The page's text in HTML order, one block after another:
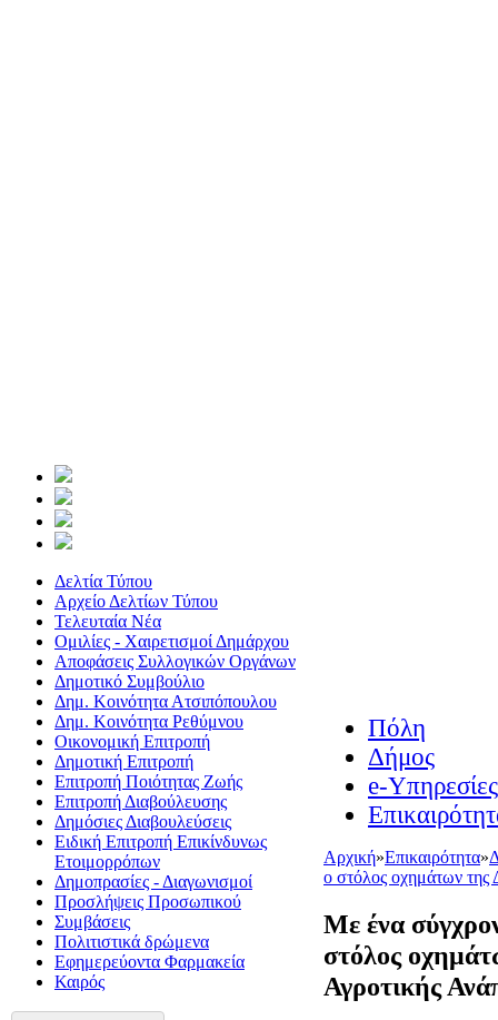
Δελτία Τύπου
Αρχείο Δελτίων Τύπου
Τελευταία Νέα
Ομιλίες - Χαιρετισμοί Δημάρχου
Αποφάσεις Συλλογικών Οργάνων
Δημοτικό Συμβούλιο
Δημ. Κοινότητα Ατσιπόπουλου
Δημ. Κοινότητα Ρεθύμνου
Οικονομική Επιτροπή
Δημοτική Επιτροπή
Επιτροπή Ποιότητας Ζωής
Επιτροπή Διαβούλευσης
Δημόσιες Διαβουλεύσεις
Ειδική Επιτροπή Επικίνδυνως
Ετοιμορρόπων
Δημοπρασίες - Διαγωνισμοί
Προσλήψεις Προσωπικού
Συμβάσεις
Πολιτιστικά δρώμενα
Εφημερεύοντα Φαρμακεία
Καιρός
Πόλη
Δήμος
e-Υπηρεσίες
Αρχική»Επικαιρότητα»
ο στόλος οχημάτων της
Με ένα
στόλος
Αγροτικής